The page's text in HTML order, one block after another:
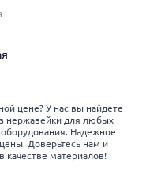
цене? У нас вы найдете
нержавейки для любых
оборудования. Надежное
Доверьтесь нам и
качестве материалов!